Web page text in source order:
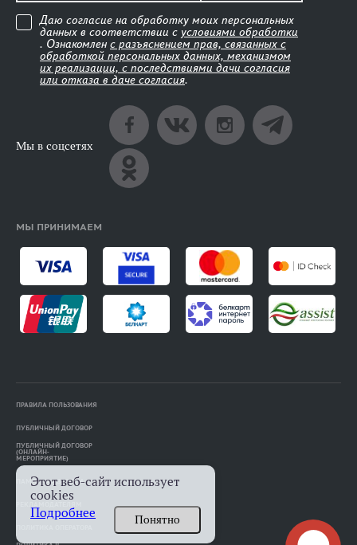
Даю согласие на обработку моих персональных
данных в соответствии с условиями обработки
. Ознакомлен с разъяснением прав, связанных с
обработкой персональных данных, механизмом
их реализации, с последствиями дачи согласия
или отказа в даче согласия.
Мы в соцсетях
МЫ ПРИНИМАЕМ
ПРАВИЛА ПОЛЬЗОВАНИЯ
ПУБЛИЧНЫЙ ДОГОВОР
ПУБЛИЧНЫЙ ДОГОВОР
(ОНЛАЙН-
МЕРОПРИЯТИЕ)
ПАМЯТКА АВТОРАМ
Этот веб-сайт использует
cookies
Подробнее
Понятно